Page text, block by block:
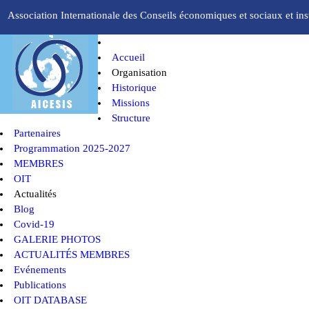
Association Internationale des Conseils économiques et sociaux et
Accueil
Organisation
Historique
Missions
Structure
Partenaires
Programmation 2025-2027
MEMBRES
OIT
Actualités
Blog
Covid-19
GALERIE PHOTOS
ACTUALITÉS MEMBRES
Evénements
Publications
OIT DATABASE